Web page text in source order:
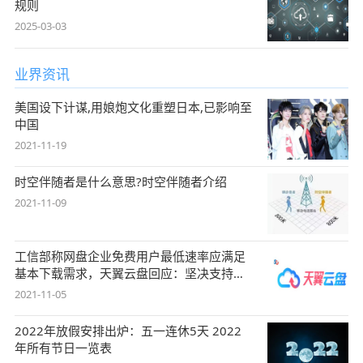
规则
2025-03-03
业界资讯
美国设下计谋,用娘炮文化重塑日本,已影响至
中国
2021-11-19
时空伴随者是什么意思?时空伴随者介绍
2021-11-09
工信部称网盘企业免费用户最低速率应满足
基本下载需求，天翼云盘回应：坚决支持，
始终
2021-11-05
2022年放假安排出炉：五一连休5天 2022
年所有节日一览表